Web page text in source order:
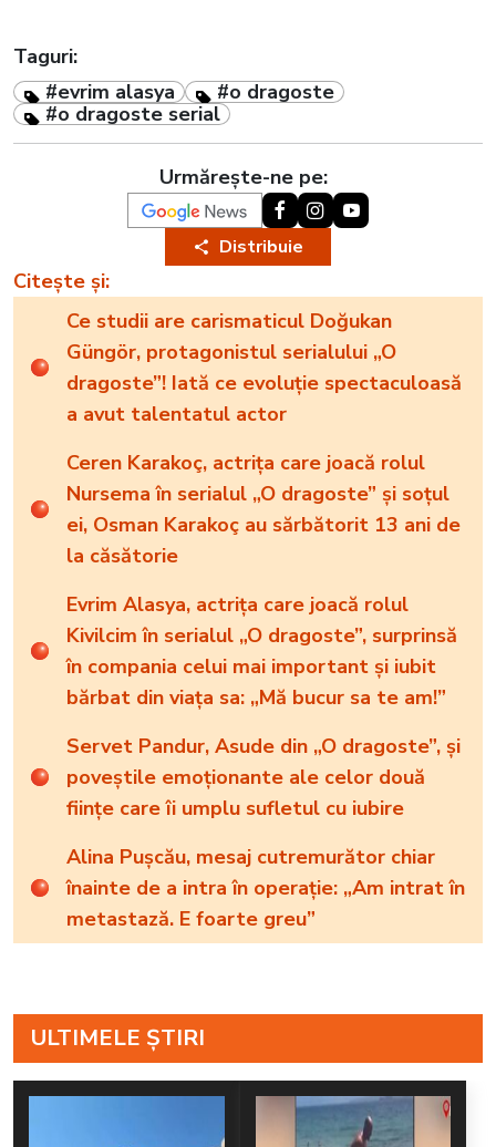
Taguri:
#evrim alasya
#o dragoste
#o dragoste serial
Urmărește-ne pe:
Distribuie
Citește și:
Ce studii are carismaticul Doğukan
Güngör, protagonistul serialului „O
dragoste”! Iată ce evoluție spectaculoasă
a avut talentatul actor
Ceren Karakoç, actrița care joacă rolul
Nursema în serialul „O dragoste” și soțul
ei, Osman Karakoç au sărbătorit 13 ani de
la căsătorie
Evrim Alasya, actrița care joacă rolul
Kivilcim în serialul „O dragoste”, surprinsă
în compania celui mai important și iubit
bărbat din viața sa: „Mă bucur sa te am!”
Servet Pandur, Asude din „O dragoste”, și
poveștile emoționante ale celor două
ființe care îi umplu sufletul cu iubire
Alina Pușcău, mesaj cutremurător chiar
înainte de a intra în operație: „Am intrat în
metastază. E foarte greu”
ULTIMELE ȘTIRI